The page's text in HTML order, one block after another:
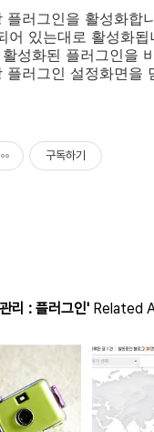
플러그인을 활성화합
어 있는대로 활성화됩
활성화된 플러그인을
플러그인 설정화면을
구독하기
리 : 플러그인' Related